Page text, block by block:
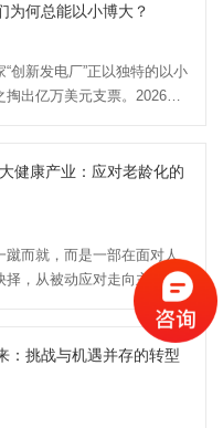
为何总能以小博大？
创新发电厂”正以独特的以小
出亿万美元支票。2026年
健康产业：应对老龄化的
而就，而是一部在面对人
，从被动应对走向主动引
：挑战与机遇并存的转型